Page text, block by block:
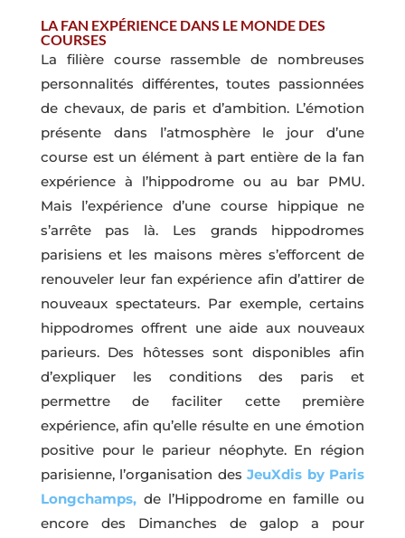
LA FAN EXPÉRIENCE DANS LE MONDE DES
COURSES
La filière course rassemble de nombreuses
personnalités différentes, toutes passionnées
de chevaux, de paris et d’ambition. L’émotion
présente dans l’atmosphère le jour d’une
course est un élément à part entière de la fan
expérience à l’hippodrome ou au bar PMU.
Mais l’expérience d’une course hippique ne
s’arrête pas là. Les grands hippodromes
parisiens et les maisons mères s’efforcent de
renouveler leur fan expérience afin d’attirer de
nouveaux spectateurs. Par exemple, certains
hippodromes offrent une aide aux nouveaux
parieurs. Des hôtesses sont disponibles afin
d’expliquer les conditions des paris et
permettre de faciliter cette première
expérience, afin qu’elle résulte en une émotion
positive pour le parieur néophyte. En région
parisienne, l’organisation desJeuXdis by Paris
Longchamps,de l’Hippodrome en famille ou
encore des Dimanches de galop a pour